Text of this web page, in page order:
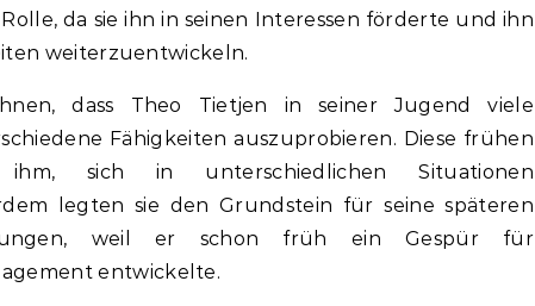
da sie ihn in seinen Interessen förderte und ihn
weiterzuentwickeln.
dass Theo Tietjen in seiner Jugend viele
Fähigkeiten auszuprobieren. Diese frühen
ihm, sich in unterschiedlichen Situationen
legten sie den Grundstein für seine späteren
weil er schon früh ein Gespür für
entwickelte.